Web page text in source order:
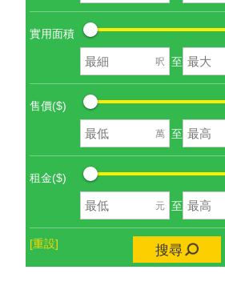
實用面積
呎 至
售價($)
萬 至
租金($)
元 至
[重設] 搜尋